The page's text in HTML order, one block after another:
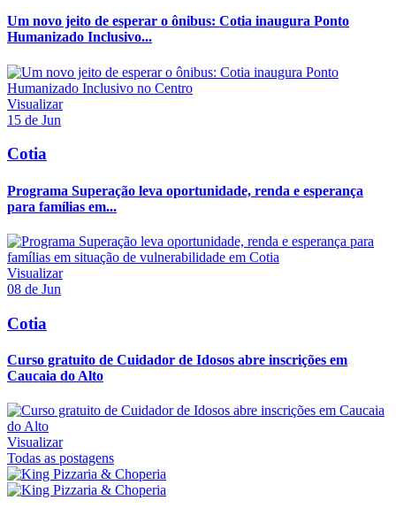
Um novo jeito de esperar o ônibus: Cotia inaugura Ponto
Humanizado Inclusivo...
Visualizar
15 de Jun
Cotia
Programa Superação leva oportunidade, renda e esperança
para famílias em...
Visualizar
08 de Jun
Cotia
Curso gratuito de Cuidador de Idosos abre inscrições em
Caucaia do Alto
Visualizar
Todas as postagens